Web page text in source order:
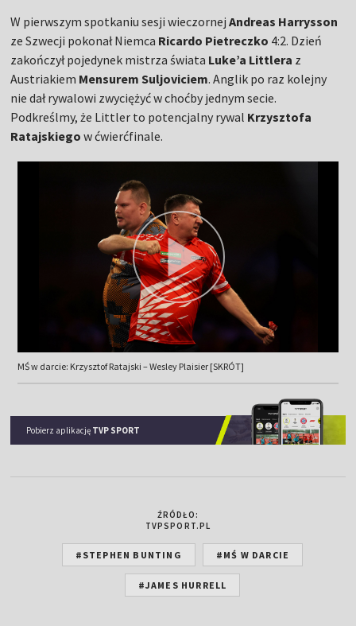
W pierwszym spotkaniu sesji wieczornejAndreas Harrysson
ze Szwecji pokonał Niemca Ricardo Pietreczko 4:2. Dzień
zakończył pojedynek mistrza świata Luke’a Littlera z
Austriakiem Mensurem Suljoviciem. Anglik po raz kolejny
nie dał rywalowi zwyciężyć w choćby jednym secie.
Podkreślmy, że Littler to potencjalny rywal Krzysztofa
Ratajskiegow ćwierćfinale.
MŚ w darcie: Krzysztof Ratajski – Wesley Plaisier [SKRÓT]
Pobierz aplikację TVP SPORT
ŹRÓDŁO:
TVPSPORT.PL
#STEPHEN BUNTING #MŚ W DARCIE
#JAMES HURRELL